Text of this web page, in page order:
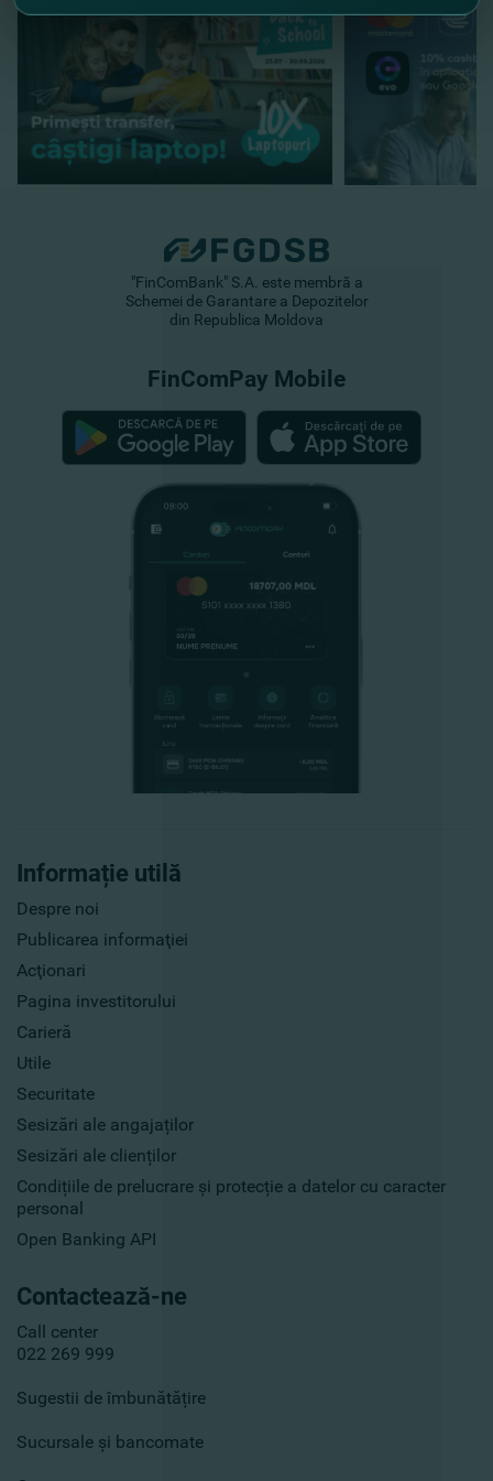
Informație utilă
Despre noi
Publicarea informaţiei
Acţionari
Pagina investitorului
Carieră
Utile
Securitate
Sesizări ale angajaților
Sesizări ale clienților
Condițiile de prelucrare și protecție a datelor cu caracter
personal
Open Banking API
Contactează-ne
Call center
022 269 999
Sugestii de îmbunătățire
Sucursale și bancomate
"FinComBank" S.A. este membră a
Schemei de Garantare a Depozitelor
din Republica Moldova
FinComPay Mobile